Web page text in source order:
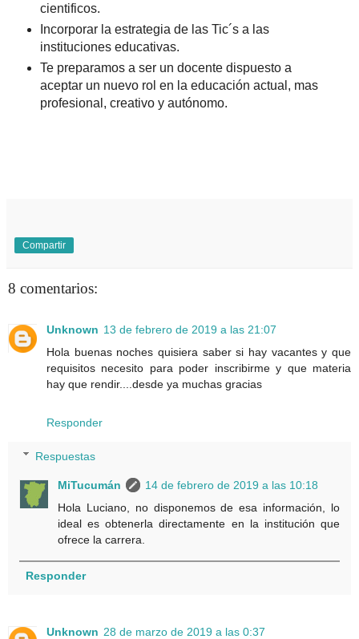
cientificos.
Incorporar la estrategia de las Tic´s a las
instituciones educativas.
Te preparamos a ser un docente dispuesto a
aceptar un nuevo rol en la educación actual, mas
profesional, creativo y autónomo.
Compartir
8 comentarios:
Unknown 13 de febrero de 2019 a las 21:07
Hola buenas noches quisiera saber si hay vacantes y que
requisitos necesito para poder inscribirme y que materia
hay que rendir....desde ya muchas gracias
Responder
Respuestas
MiTucumán
14 de febrero de 2019 a las 10:18
Hola Luciano, no disponemos de esa información, lo
ideal es obtenerla directamente en la institución que
ofrece la carrera.
Responder
Unknown 28 de marzo de 2019 a las 0:37